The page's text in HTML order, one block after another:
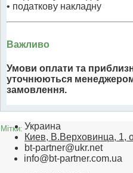
• податкову накладну
Важливо
Умови оплати та
уточнюються
замовлення.
Мітки: Украина
Киев, В.Верховинца, 1,
bt-partner@ukr.net
info@bt-partner.com.ua